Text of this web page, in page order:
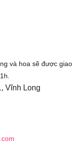
và hoa sẽ được giao
Vĩnh Long